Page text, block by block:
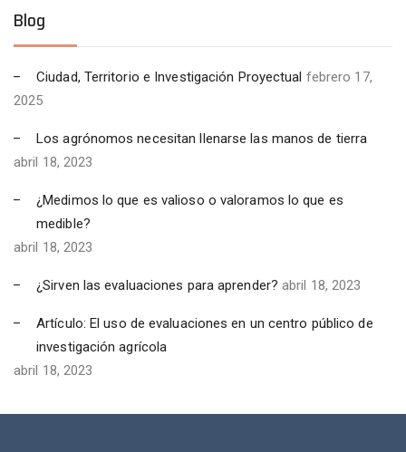
Blog
Ciudad, Territorio e Investigación Proyectual febrero 17,
2025
Los agrónomos necesitan llenarse las manos de tierra
abril 18, 2023
¿Medimos lo que es valioso o valoramos lo que es
medible?
abril 18, 2023
¿Sirven las evaluaciones para aprender? abril 18, 2023
Artículo: El uso de evaluaciones en un centro público de
investigación agrícola
abril 18, 2023